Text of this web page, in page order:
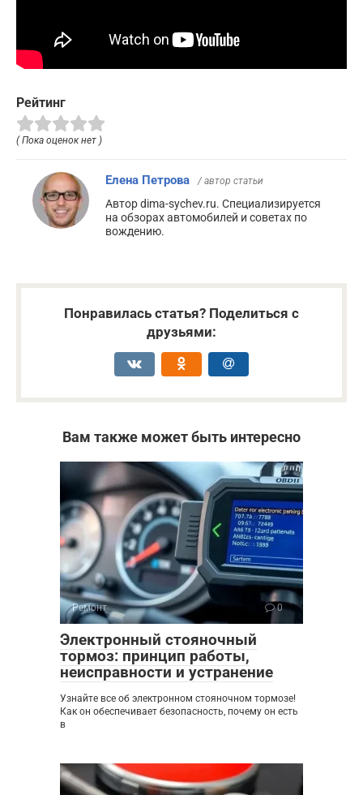
Рейтинг
( Пока оценок нет )
Елена Петрова / автор статьи
Автор dima-sychev.ru. Специализируется
на обзорах автомобилей и советах по
вождению.
Понравилась статья? Поделиться с
друзьями:
Вам также может быть интересно
Ремонт 0
Электронный стояночный
тормоз: принцип работы,
неисправности и устранение
Узнайте все об электронном стояночном тормозе!
Как он обеспечивает безопасность, почему он есть
в